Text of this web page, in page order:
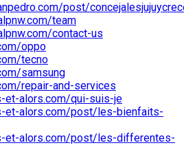
post/
team
contact-us
oppo
tecno
samsung
repair-and-services
et-alors.com/qui-suis-je
et-alors.com/post/les-bienfaits-
et-alors.com/post/les-differentes-